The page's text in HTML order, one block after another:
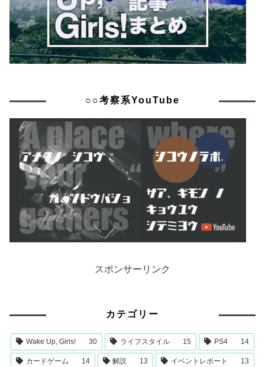
○○考察系YouTube
スポンサーリンク
カテゴリー
Wake Up, Girls! 30 ライフスタイル 15 PS4 14
カードゲーム 14 解説 13 イベントレポート 13